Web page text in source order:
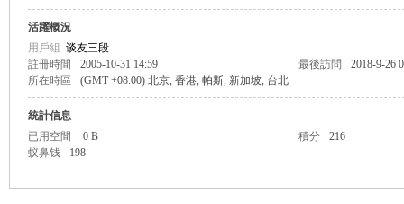
活躍概況
用戶組 谈友三段
註冊時間
2005-10-31 14:59 最後訪問
2018-9-26
所在時區
(GMT +08:00) 北京, 香港, 帕斯, 新加坡, 台北
統計信息
已用空間
0 B 積分
216
蚁鼻钱
198